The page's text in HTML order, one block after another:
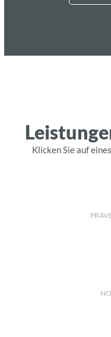
Klicken Sie auf